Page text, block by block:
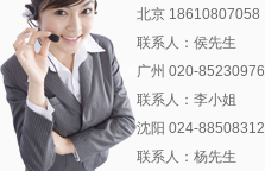
北京 18610807058
联系人：侯先生
广州 020-85230976
联系人：李小姐
沈阳 024-88508312
联系人：杨先生